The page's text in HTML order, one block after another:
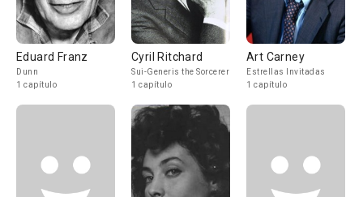
Eduard Franz
Dunn
1 capítulo
Cyril Ritchard
Sui-Generis the Sorcerer
1 capítulo
Art Carney
Estrellas Invitadas
1 capítulo